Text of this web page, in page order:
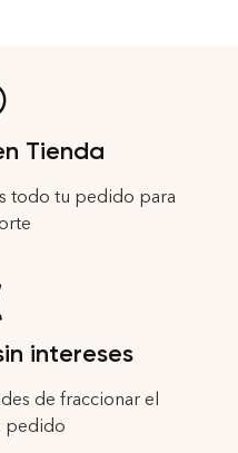
Tienda
todo tu pedido para
intereses
de fraccionar el
pedido